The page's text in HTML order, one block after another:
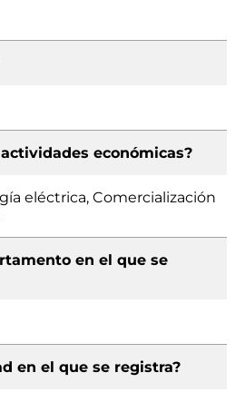
económicas?
eléctrica, Comercialización
en el que se
en el que se registra?